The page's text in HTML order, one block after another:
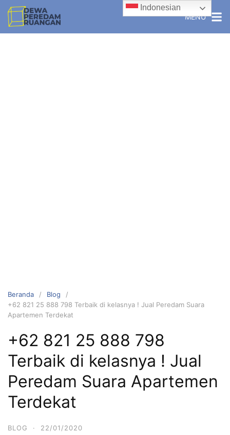
MENU
Beranda
Blog
+62 821 25 888 798 Terbaik di kelasnya ! Jual Peredam Suara
Apartemen Terdekat
+62 821 25 888 798
Terbaik di kelasnya ! Jual
Peredam Suara Apartemen
Terdekat
BLOG · 22/01/2020
Indonesian